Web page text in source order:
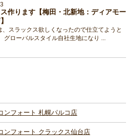
作ります【梅田・北新地：ディアモー
、スラックス欲しくなったので仕立てようと
グローバルスタイル自社生地になり ...
ンフォート 札幌パルコ店
ンフォート クラックス仙台店